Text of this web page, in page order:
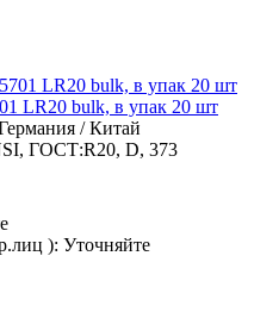
LR20 bulk, в упак 20 шт
/ Китай
ГОСТ:R20, D, 373
): Уточняйте